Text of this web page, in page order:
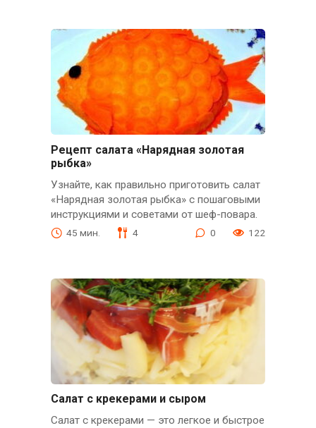
Рецепт салата «Нарядная золотая
рыбка»
Узнайте, как правильно приготовить салат
«Нарядная золотая рыбка» с пошаговыми
инструкциями и советами от шеф-повара.
45 мин. 4 0 122
Салат с крекерами и сыром
Салат с крекерами — это легкое и быстрое